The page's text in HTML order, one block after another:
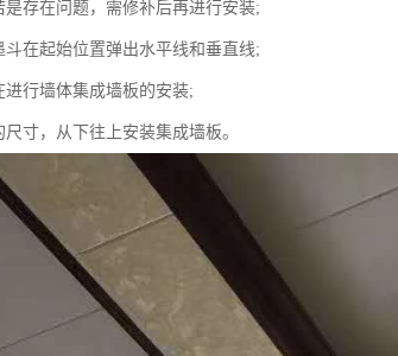
存在问题，需修补后再进行安装;
在起始位置弹出水平线和垂直线;
行墙体集成墙板的安装;
寸，从下往上安装集成墙板。